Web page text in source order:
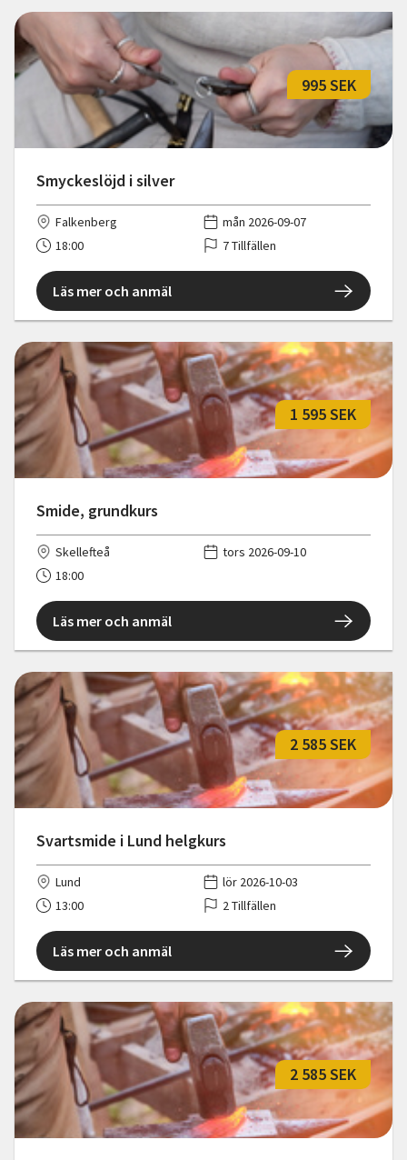
Smyckeslöjd i silver
995 SEK
Falkenberg
mån 2026-09-07
18:00
7 Tillfällen
Läs mer och anmäl
Smide, grundkurs
1 595 SEK
Skellefteå
tors 2026-09-10
18:00
Läs mer och anmäl
Svartsmide i Lund helgkurs
2 585 SEK
Lund
lör 2026-10-03
13:00
2 Tillfällen
Läs mer och anmäl
2 585 SEK